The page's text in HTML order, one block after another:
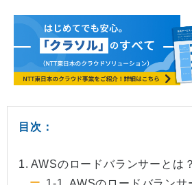
目次：
1. AWSのロードバランサーとは？